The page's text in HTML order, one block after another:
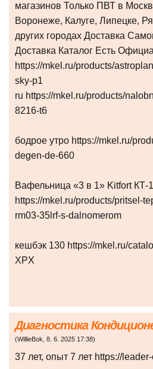
магазинов Только ПВТ в
Воронеже, Калуге, Липецке,
других городах Доставка
Доставка Каталог Есть
https://mkel.ru/products/
sky-p1
ru https://mkel.ru/products/
8216-t6
бодрое утро https://mkel.ru/
degen-de-660
Вафельница «3 в 1» Kitfort КТ-
https://mkel.ru/products/pritsel-
rm03-35lrf-s-dalnomerom
кешбэк 130 https://mkel.ru/
XPX
Диагностика
(WillieBok, 8. 6. 2025 17:38)
37 лет, опыт 7 лет https://